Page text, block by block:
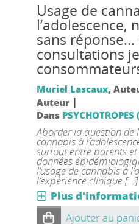
Usage de
l’adolescence,
sans réponse…
consultations
Muriel Lascaux,
Auteur |
Dans
Aborder la question
cannabis à
surtout entre parents
données
l’usage de cannabis à
l’expérience clinique [...]
Plus
Ajouter au